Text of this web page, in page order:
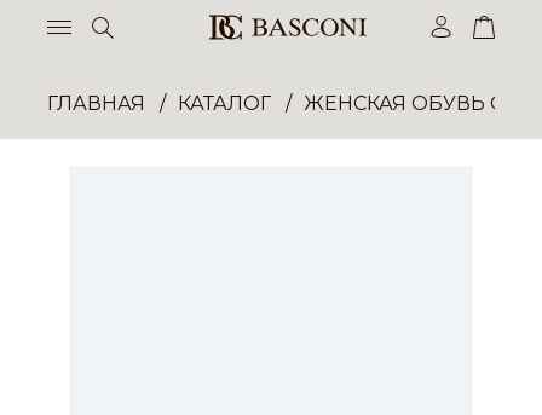
ГЛАВНАЯ КАТАЛОГ ЖЕНСКАЯ ОБУВЬ